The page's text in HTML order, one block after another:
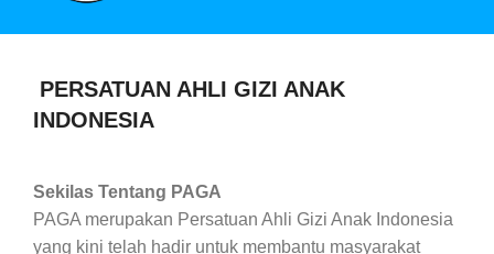
PERSATUAN AHLI GIZI ANAK
INDONESIA
Sekilas Tentang PAGA
PAGA merupakan Persatuan Ahli Gizi Anak Indonesia
yang kini telah hadir untuk membantu masyarakat